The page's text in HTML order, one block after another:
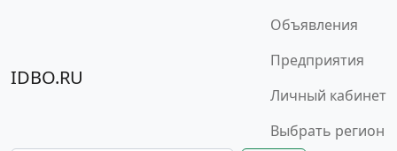
IDBO.RU
Объявления
Предприятия
Личный кабинет
Выбрать регион